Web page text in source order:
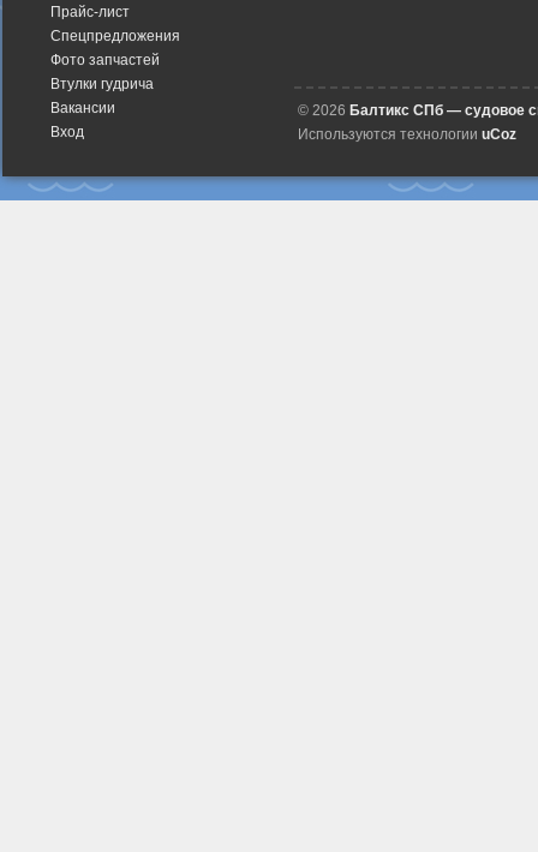
Прайс-лист
Спецпредложения
Фото запчастей
Втулки гудрича
Вакансии
Вход
© 2026 Балтикс СПб — судовое
Используются технологии uCoz